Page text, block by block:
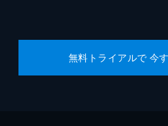
無料トライアルで 今